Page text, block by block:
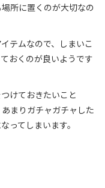
所に置くのが大切なの
テムなので、しまいこ
おくのが良いようです
けておきたいこと
まりガチャガチャした
ってしまいます。